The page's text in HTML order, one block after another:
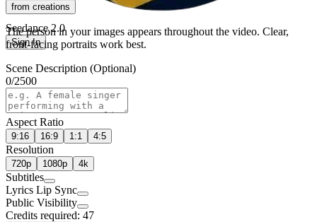
Seedance 2.0
Sign In
from creations
The person in your images appears throughout the video. Clear,
front-facing portraits work best.
Scene Description (Optional)
0/2500
Aspect Ratio
9:16 16:9 1:1 4:5
Resolution
720p 1080p 4k
Subtitles
Lyrics Lip Sync
Public Visibility
Credits required: 47